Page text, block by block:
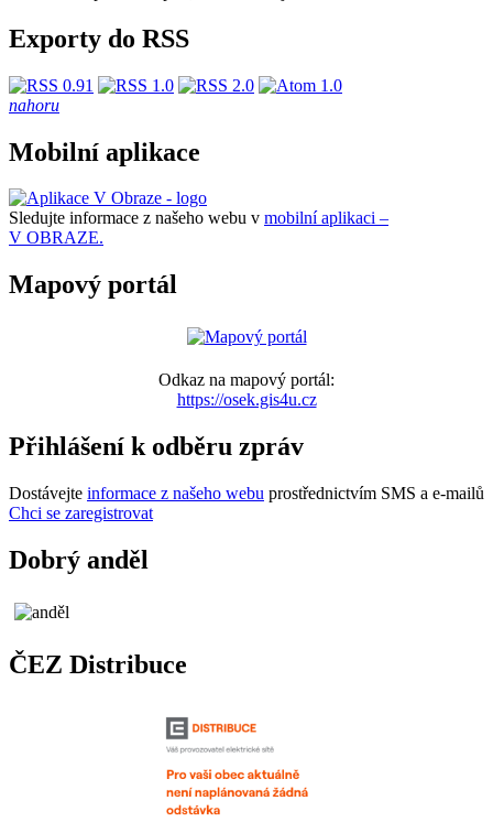
Exporty do RSS
nahoru
Mobilní aplikace
Sledujte informace z našeho webu v mobilní aplikaci –
V OBRAZE.
Mapový portál
Odkaz na mapový portál:
https://osek.gis4u.cz
Přihlášení k odběru zpráv
Dostávejte informace z našeho webu prostřednictvím SMS a e-mailů
Chci se zaregistrovat
Dobrý anděl
ČEZ Distribuce